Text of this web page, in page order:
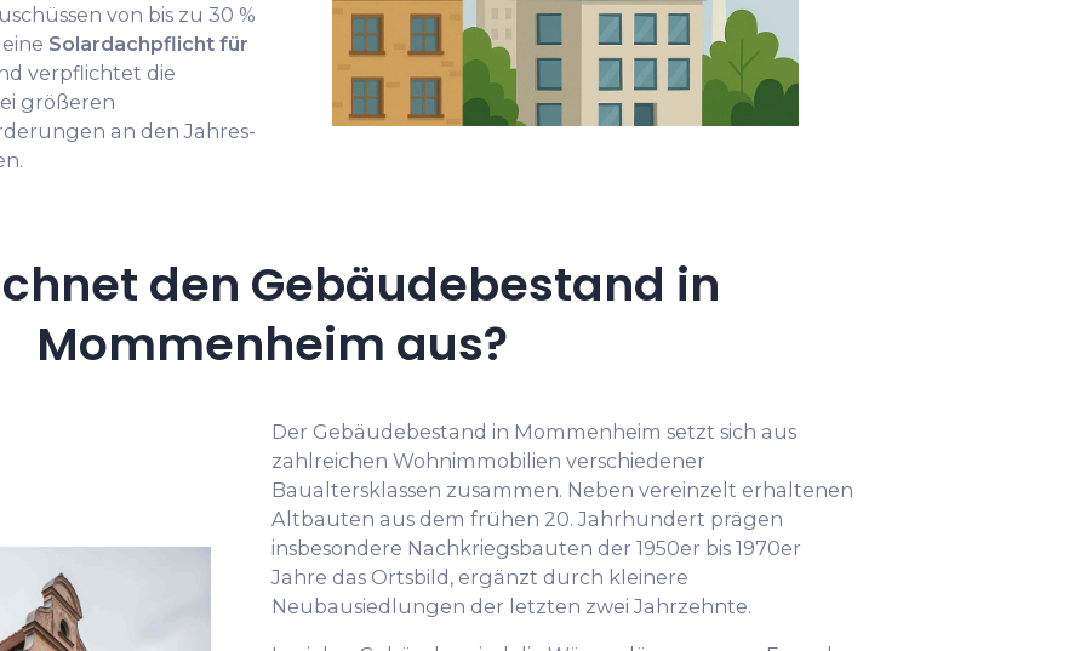
von bis zu 30 %
Solardachpflicht für
verpflichtet die
größeren
an den Jahres-
den Gebäudebestand in
Mommenheim aus?
Der Gebäudebestand in Mommenheim setzt sich aus
zahlreichen Wohnimmobilien verschiedener
Baualtersklassen zusammen. Neben vereinzelt erhaltenen
Altbauten aus dem frühen 20. Jahrhundert prägen
insbesondere Nachkriegsbauten der 1950er bis 1970er
Jahre das Ortsbild, ergänzt durch kleinere
Neubausiedlungen der letzten zwei Jahrzehnte.